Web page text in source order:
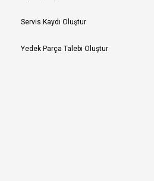
Servis Kaydı Oluştur
Yedek Parça Talebi Oluştur